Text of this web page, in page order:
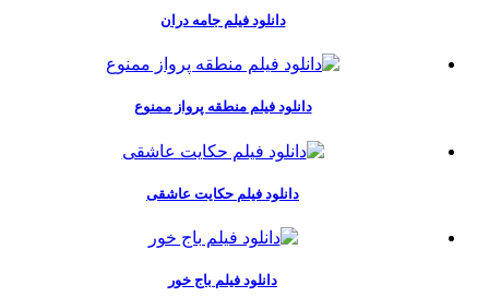
دانلود فیلم جامه دران
دانلود فیلم منطقه پرواز ممنوع
دانلود فیلم حکایت عاشقی
دانلود فیلم باج خور